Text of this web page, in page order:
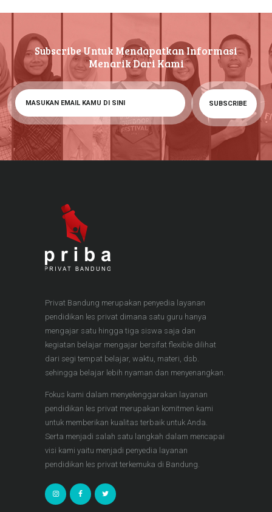
Subscribe Untuk Mendapatkan Informasi
Menarik Dari Kami
Privat Bandung merupakan penyedia layanan
pendidikan les privat dimana satu guru hanya
mengajar satu hingga tiga siswa saja dan
kegiatan belajar mengajar bersifat flexible dilihat
dari segi tempat belajar, waktu, materi, dsb.
sehingga belajar lebih nyaman dan menyenangkan.
Fokus kami dalam menyelenggarakan layanan
pendidikan les privat merupakan komitmen kami
untuk memberikan kualitas terbaik untuk Anda.
Serta menjadi salah satu langkah dalam mencapai
visi kami yaitu menjadi penyedia layanan
pendidikan les privat terkemuka di Bandung.